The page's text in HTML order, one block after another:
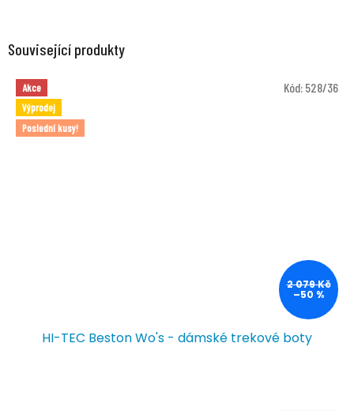
Související produkty
Akce
Výprodej
Poslední kusy!
2 079 Kč
–50 %
HI-TEC Beston Wo's - dámské trekové boty
Kód: 528/36